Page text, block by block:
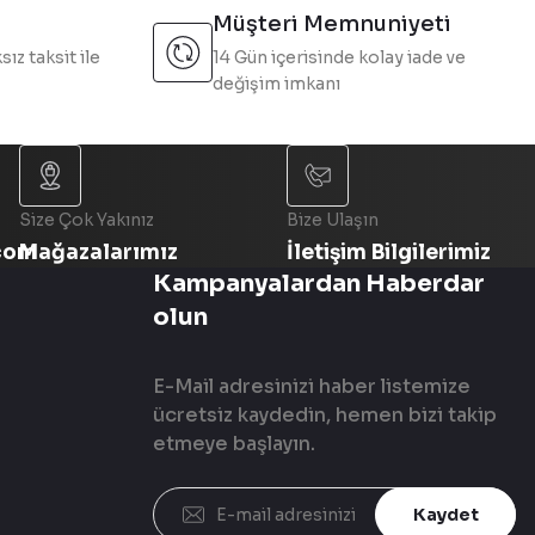
taksit ile
Müşteri Memnuniyeti
14 Gün içerisinde kolay iade ve
değişim imkanı
Size Çok Yakınız
Mağazalarımız
Bize Ulaşın
İletişim Bilgilerimiz
Kampanyalardan Haberdar
olun
E-Mail adresinizi haber listemize
ücretsiz kaydedin, hemen bizi takip
etmeye başlayın.
Kaydet